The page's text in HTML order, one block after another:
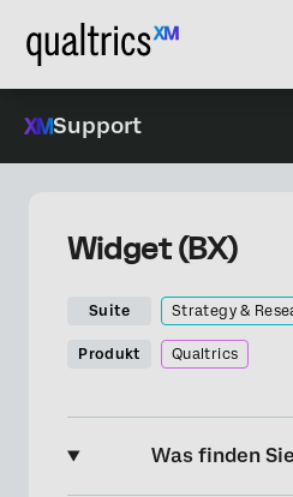
Support
Widget (BX)
Suite Strategy &
Produkt Qualtrics
Was finden